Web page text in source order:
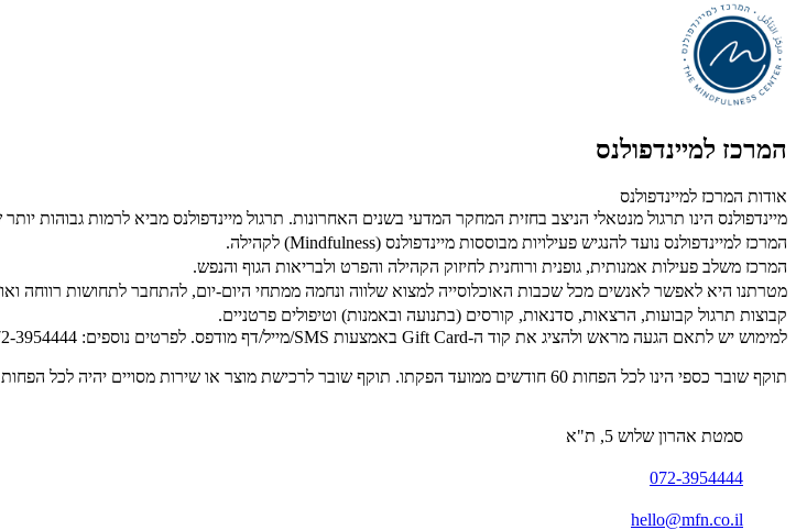
המרכז למיינדפולנס
אודות המרכז למיינדפולנס
מיינדפולנס הינו תרגול מנטאלי הניצב בחזית המחקר המדעי בשנים האחרונות. תרגול מיינדפולנס מביא לרמות גבוהות
המרכז למיינדפולנס נועד להנגיש פעילויות מבוססות מיינדפולנס (Mindfulness) לקהילה.
המרכז משלב פעילות אמנותית, גופנית ורוחנית לחיזוק הקהילה והפרט ולבריאות הגוף והנפש.
מטרתנו היא לאפשר לאנשים מכל שכבות האוכלוסייה למצוא שלווה ונחמה ממתחי היום-יום, להתחבר לתחושות רווחה
קבוצות תרגול קבועות, הרצאות, סדנאות, קורסים (בתנועה ובאמנות) וטיפולים פרטניים.
למימוש יש לתאם הגעה מראש ולהציג את קוד ה-Gift Card באמצעות SMS/מייל/דף מודפס. לפרטים נוספים: 072-3954444.
תוקף שובר כספי הינו לכל הפחות 60 חודשים ממועד הפקתו. תוקף שובר לרכישת מוצר או שירות מסויים יהיה לכל הפחות 24 חודשים ממועד הפקתו
סמטת אהרון שלוש 5, ת"א
072-3954444
hello@mfn.co.il